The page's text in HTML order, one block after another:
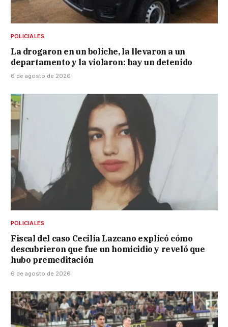
POLICIALES
La drogaron en un boliche, la llevaron a un
departamento y la violaron: hay un detenido
6 de agosto de 2026
POLICIALES
Fiscal del caso Cecilia Lazcano explicó cómo
descubrieron que fue un homicidio y reveló que
hubo premeditación
6 de agosto de 2026